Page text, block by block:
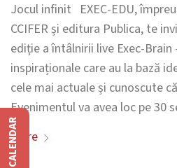
Jocul infinit EXEC-EDU,
CCIFER și editura Publica, te
ediție a întâlnirii live Exec-
inspiraționale care au la bază
cele mai actuale și cunoscute
Evenimentul va avea loc pe 30
More
CALENDAR